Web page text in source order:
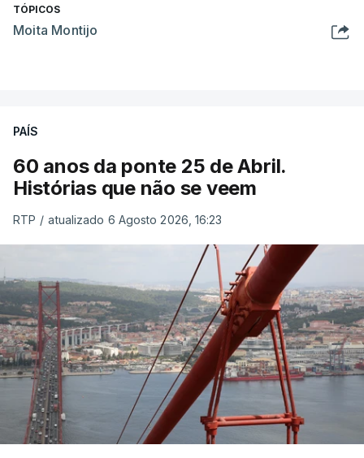
TÓPICOS
Moita Montijo
PAÍS
60 anos da ponte 25 de Abril.
Histórias que não se veem
RTP / atualizado 6 Agosto 2026, 16:23